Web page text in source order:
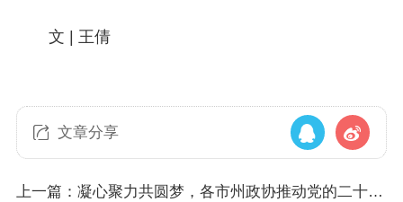
文 | 王倩
文章分享
上一篇：凝心聚力共圆梦，各市州政协推动党的二十届